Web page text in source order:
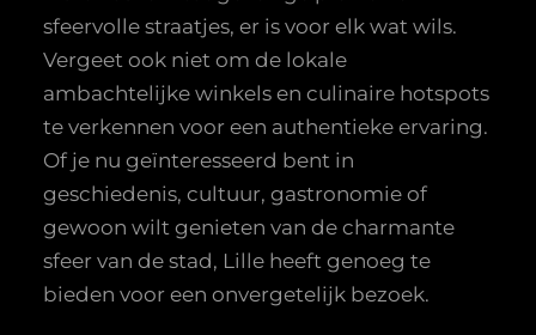
sfeervolle straatjes, er is voor elk wat wils.
Vergeet ook niet om de lokale
ambachtelijke winkels en culinaire hotspots
te verkennen voor een authentieke ervaring.
Of je nu geïnteresseerd bent in
geschiedenis, cultuur, gastronomie of
gewoon wilt genieten van de charmante
sfeer van de stad, Lille heeft genoeg te
bieden voor een onvergetelijk bezoek.